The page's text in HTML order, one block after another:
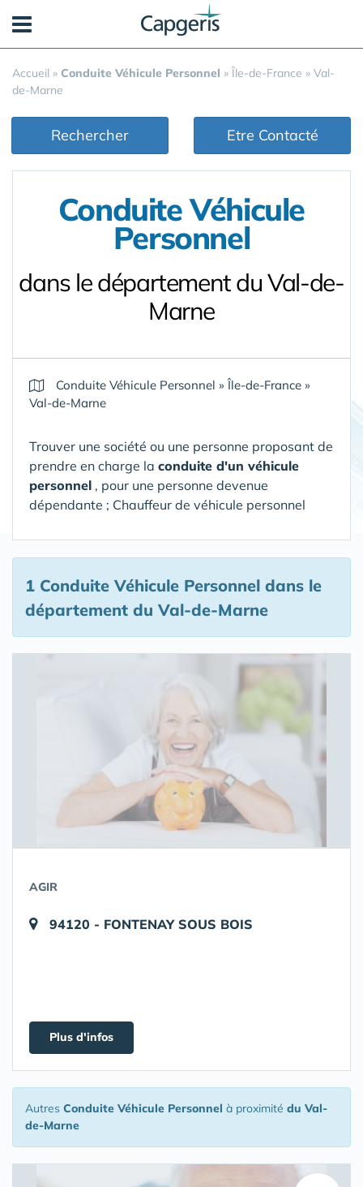
Accueil » Conduite Véhicule Personnel » Île-de-France » Val-
de-Marne
Rechercher Etre Contacté
Conduite Véhicule
Personnel
dans le département du Val-de-
Marne
Conduite Véhicule Personnel »Île-de-France »
Val-de-Marne
Trouver une société ou une personne proposant de
prendre en charge la conduite d'un véhicule
personnel , pour une personne devenue
dépendante ; Chauffeur de véhicule personnel
1 Conduite Véhicule Personnel dans le
département du Val-de-Marne
AGIR
94120 - FONTENAY SOUS BOIS
Plus d'infos
Autres Conduite Véhicule Personnel à proximité du Val-
de-Marne